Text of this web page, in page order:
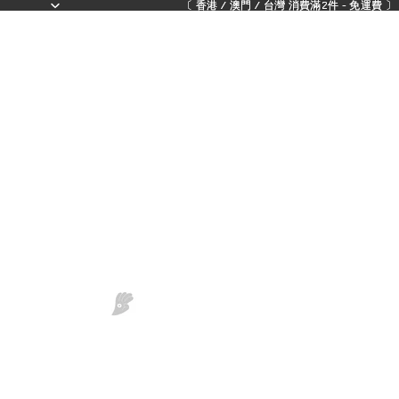
〔 香港 / 澳門 / 台灣 消費滿2件 - 免運費
〔 香港 / 澳門 / 台灣 消費滿2件 - 免運費